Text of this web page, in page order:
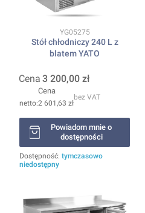
Kod produktu
YG05275
Stół chłodniczy 240 L z
blatem YATO
Cena 3 200,00 zł
Cena
2 601,63 zł
bez VAT
Powiadom mnie o
dostępności
Dostępność: tymczasowo
niedostępny